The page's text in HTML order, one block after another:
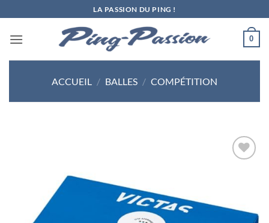
au
contenu
LA PASSION DU PING !
0
ACCUEIL / BALLES / COMPÉTITION